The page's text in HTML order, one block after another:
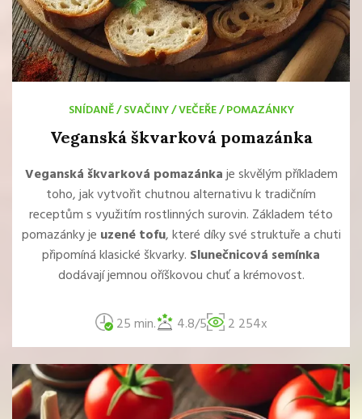
SNÍDANĚ/SVAČINY/VEČEŘE/POMAZÁNKY
Veganská škvarková pomazánka
Veganská škvarková pomazánkaje skvělým příkladem
toho, jak vytvořit chutnou alternativu k tradičním
receptům s využitím rostlinných surovin. Základem této
pomazánky je uzené tofu, které díky své struktuře a chuti
připomíná klasické škvarky. Slunečnicová semínka
dodávají jemnou oříškovou chuť a krémovost.
25 min. 4.8/5 2 254x